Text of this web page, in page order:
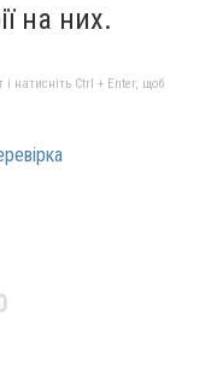
на них.
натисніть Ctrl + Enter, щоб